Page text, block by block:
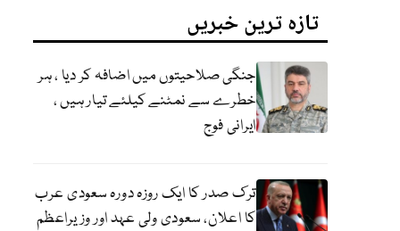
تازہ ترین خبریں
جنگی صلاحیتوں میں اضافہ کر دیا ، ہر
خطرے سے نمٹنے کیلئے تیار ہیں ،
ایرانی فوج
ترک صدر کا ایک روزہ دورہ سعودی عرب
کا اعلان، سعودی ولی عہد اور وزیراعظم